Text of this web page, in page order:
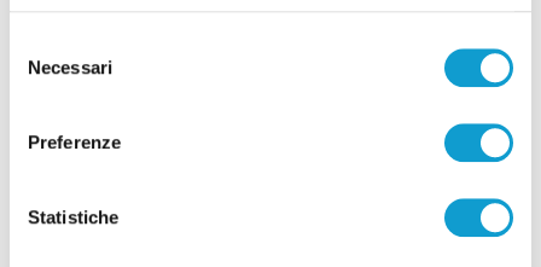
delNecessari
Preferenze
Statistiche